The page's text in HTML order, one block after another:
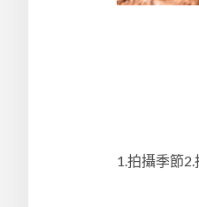
1.拍攝季節